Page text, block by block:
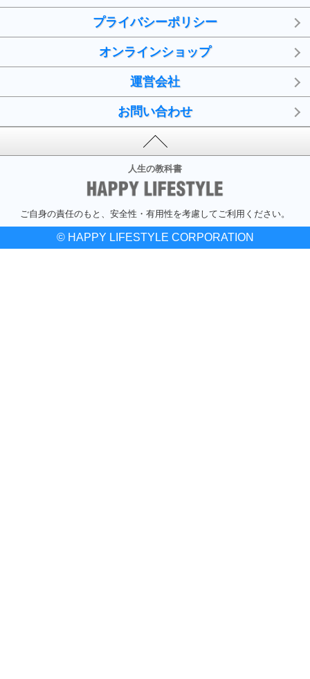
プライバシーポリシー
オンラインショップ
運営会社
お問い合わせ
人生の教科書
ご自身の責任のもと、安全性・有用性を考慮してご利用ください。
© HAPPY LIFESTYLE CORPORATION